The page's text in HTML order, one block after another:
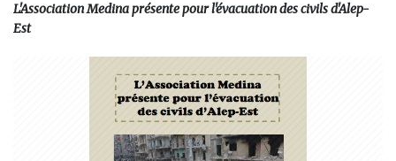
L'Association Medina présente pour l'évacuation des civils d'Alep-
Est